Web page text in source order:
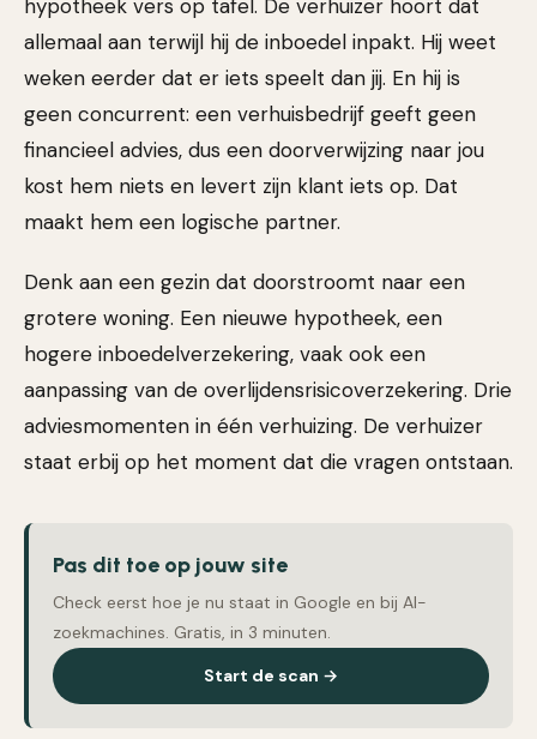
hypotheek vers op tafel. De verhuizer hoort dat
allemaal aan terwijl hij de inboedel inpakt. Hij weet
weken eerder dat er iets speelt dan jij. En hij is
geen concurrent: een verhuisbedrijf geeft geen
financieel advies, dus een doorverwijzing naar jou
kost hem niets en levert zijn klant iets op. Dat
maakt hem een logische partner.
Denk aan een gezin dat doorstroomt naar een
grotere woning. Een nieuwe hypotheek, een
hogere inboedelverzekering, vaak ook een
aanpassing van de overlijdensrisicoverzekering. Drie
adviesmomenten in één verhuizing. De verhuizer
staat erbij op het moment dat die vragen ontstaan.
Pas dit toe op jouw site
Check eerst hoe je nu staat in Google en bij AI-
zoekmachines. Gratis, in 3 minuten.
Start de scan →